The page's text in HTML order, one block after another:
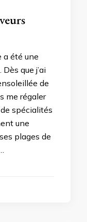
a été une
que j’ai
de
me régaler
spécialités
une
plages de